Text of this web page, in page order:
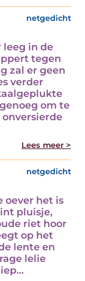
netgedicht
leeg in de
tegen
zal er geen
verder
om te
onversierde
Lees meer >
netgedicht
oever het is
pluisje,
riet hoor
op het
lente en
lelie